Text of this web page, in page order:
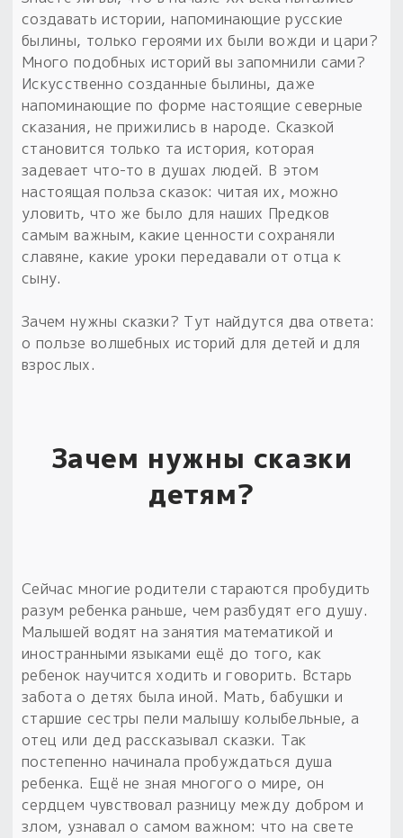
создавать истории, напоминающие русские
былины, только героями их были вожди и цари?
Много подобных историй вы запомнили сами?
Искусственно созданные былины, даже
напоминающие по форме настоящие северные
сказания, не прижились в народе. Сказкой
становится только та история, которая
задевает что-то в душах людей. В этом
настоящая польза сказок: читая их, можно
уловить, что же было для наших Предков
самым важным, какие ценности сохраняли
славяне, какие уроки передавали от отца к
сыну.
Зачем нужны сказки? Тут найдутся два ответа:
о пользе волшебных историй для детей и для
взрослых.
Зачем нужны сказки
детям?
Сейчас многие родители стараются пробудить
разум ребенка раньше, чем разбудят его душу.
Малышей водят на занятия математикой и
иностранными языками ещё до того, как
ребенок научится ходить и говорить. Встарь
забота о детях была иной. Мать, бабушки и
старшие сестры пели малышу колыбельные, а
отец или дед рассказывал сказки. Так
постепенно начинала пробуждаться душа
ребенка. Ещё не зная многого о мире, он
сердцем чувствовал разницу между добром и
злом, узнавал о самом важном: что на свете